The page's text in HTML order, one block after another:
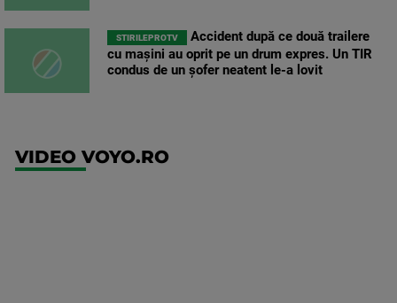
STIRILEPROTV
Accident după ce două trailere
cu mașini au oprit pe un drum expres. Un TIR
condus de un șofer neatent le-a lovit
VIDEO VOYO.RO